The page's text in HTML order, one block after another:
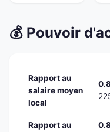
💰 Pouvoir
Rapport au
salaire moyen
local
Rapport au